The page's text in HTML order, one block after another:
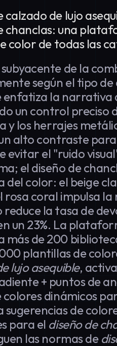
calzado de lujo
chanclas: una
color de todas las
de la
según el tipo de
enfatiza la
un control
y los herrajes
alto contraste
evitar el "ruido
el diseño de
del color: el beige
rosa coral impulsa
la tasa de
un 23%. La
más de 200
plantillas de
lujo asequible,
+ puntos de
colores dinámicos
de
para el diseño de
las normas de